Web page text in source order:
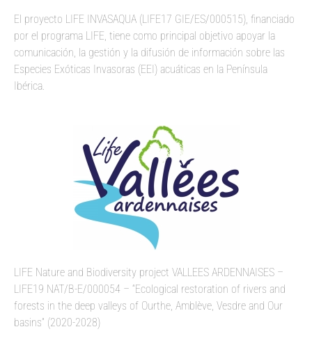
El proyecto LIFE INVASAQUA (LIFE17 GIE/ES/000515), financiado
por el programa LIFE, tiene como principal objetivo apoyar la
comunicación, la gestión y la difusión de información sobre las
Especies Exóticas Invasoras (EEI) acuáticas en la Península
Ibérica.
LIFE Nature and Biodiversity project VALLEES ARDENNAISES –
LIFE19 NAT/B-E/000054 – “Ecological restoration of rivers and
forests in the deep valleys of Ourthe, Amblève, Vesdre and Our
basins” (2020-2028)